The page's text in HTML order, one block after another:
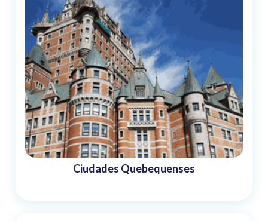
Ciudades Quebequenses